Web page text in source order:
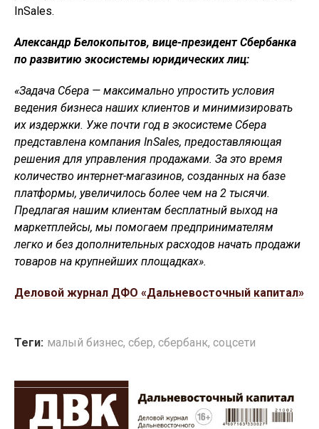
InSales.
Александр Белокопытов, вице-президент Сбербанка
по развитию экосистемы юридических лиц:
«Задача Сбера — максимально упростить условия
ведения бизнеса наших клиентов и минимизировать
их издержки. Уже почти год в экосистеме Сбера
представлена компания InSales, предоставляющая
решения для управления продажами. За это время
количество интернет-магазинов, созданных на базе
платформы, увеличилось более чем на 2 тысячи.
Предлагая нашим клиентам бесплатный выход на
маркетплейсы, мы помогаем предпринимателям
легко и без дополнительных расходов начать продажи
товаров на крупнейших площадках».
Деловой журнал ДФО «Дальневосточный капитал»
Теги: малый бизнес, сбер, сбербанк, соцсети